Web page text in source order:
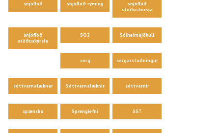
snjóflóð snjóflóð rýming
snjóflóð
stöðuskúrsla
snjóflóð
stöðuskýrsla
SO2 Sólheimajökull
sorg sorgarstuðningur
sóttvarnalæknar Sóttvarnalæknir sóttvarnir
spænska Sprengiefni SST